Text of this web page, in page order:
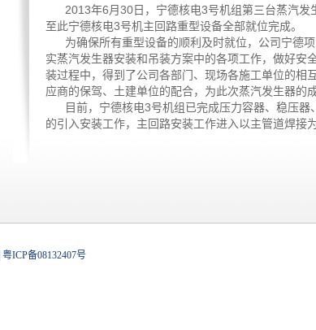
2013年6月30日，宁德核电3号机组第三台蒸汽发
至此宁德核电3号机主回路重型设备全部就位完成。
为确保所有重型设备的顺利及时就位，公司宁德
实蒸汽发生器安装和吊装方案中的各项工作，做好安
装过程中，得到了公司各部门、现场各施工单位的相
应商的保驾、土建单位的配合，为此次蒸汽发生器的
目前，宁德核电3号机组已完成压力容器、稳压器
的引入安装工作，主回路安装工作进入以主管道焊接
粤ICP备08132407号